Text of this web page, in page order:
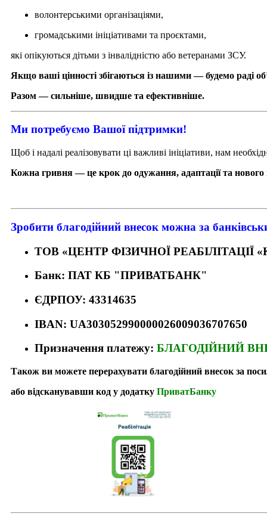
волонтерськими організаціями,
громадськими ініціативами та проєктами,
які опікуються дітьми з інвалідністю або ветеранами ЗСУ.
Якщо ваші цінності збігаються із нашими — будемо раді
Разом — сильніше, швидше та ефективніше.
Ми потребуємо Вашої підтримки!
Щоб і надалі реалізовувати ці важливі ініціативи, нам
Кожна гривня — це крок до одужання, адаптації та нового
Зробити благодійний внесок можна за
ТОВ «ЦЕНТР ФІЗИЧНОЇ
Банк: ПАТ КБ "ПРИВАТБАНК"
ЄДРПОУ: 43314635
IBAN: UA303052990000026009036707650
Призначення платежу: БЛАГОДІЙНИЙ
Також ви можете перерахувати благодійний внесок за
або відсканувавши код у додатку ПриватБанку